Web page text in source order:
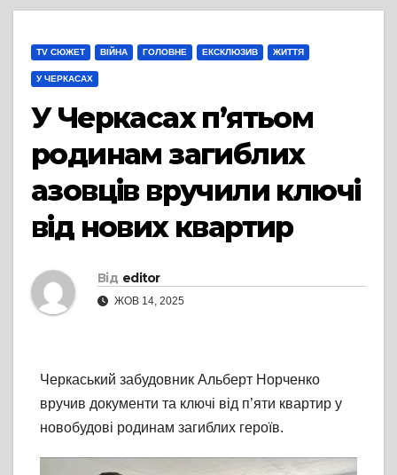
TV СЮЖЕТ ВІЙНА ГОЛОВНЕ ЕКСКЛЮЗИВ ЖИТТЯ
У ЧЕРКАСАХ
У Черкасах п’ятьом
родинам загиблих
азовців вручили ключі
від нових квартир
Від editor
ЖОВ 14, 2025
Черкаський забудовник Альберт Норченко
вручив документи та ключі від п’яти квартир у
новобудові родинам загиблих героїв.